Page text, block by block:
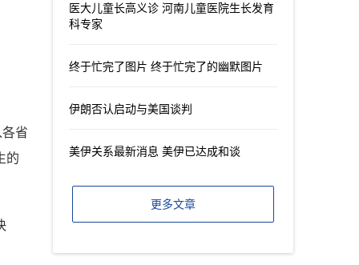
省
的
医大儿童长高义诊 河南儿童医院生长发育
科专家
终于忙完了图片 终于忙完了的幽默图片
伊朗否认启动与美国谈判
美伊关系最新消息 美伊已达成和谈
更多文章